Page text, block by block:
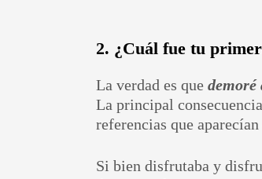
2. ¿Cuál fue tu
La verdad es que demoré
La principal
referencias que
Si bien disfrutaba y